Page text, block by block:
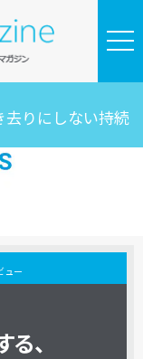
去りにしない持続
ュー
る、